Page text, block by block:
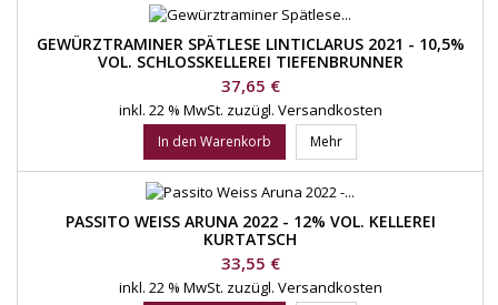
GEWÜRZTRAMINER SPÄTLESE LINTICLARUS 2021 - 10,5%
VOL. SCHLOSSKELLEREI TIEFENBRUNNER
Preis
37,65 €
inkl. 22 % MwSt. zuzügl. Versandkosten
In den Warenkorb Mehr
PASSITO WEISS ARUNA 2022 - 12% VOL. KELLEREI
KURTATSCH
Preis
33,55 €
inkl. 22 % MwSt. zuzügl. Versandkosten